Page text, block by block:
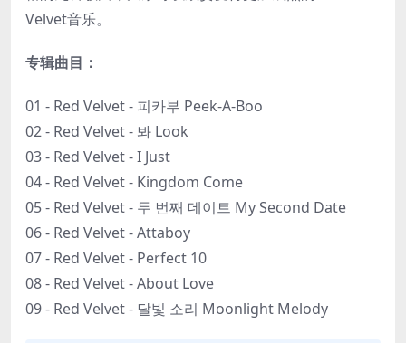
Velvet音乐。
专辑曲目：
01 - Red Velvet - 피카부 Peek-A-Boo
02 - Red Velvet - 봐 Look
03 - Red Velvet - I Just
04 - Red Velvet - Kingdom Come
05 - Red Velvet - 두 번째 데이트 My Second Date
06 - Red Velvet - Attaboy
07 - Red Velvet - Perfect 10
08 - Red Velvet - About Love
09 - Red Velvet - 달빛 소리 Moonlight Melody